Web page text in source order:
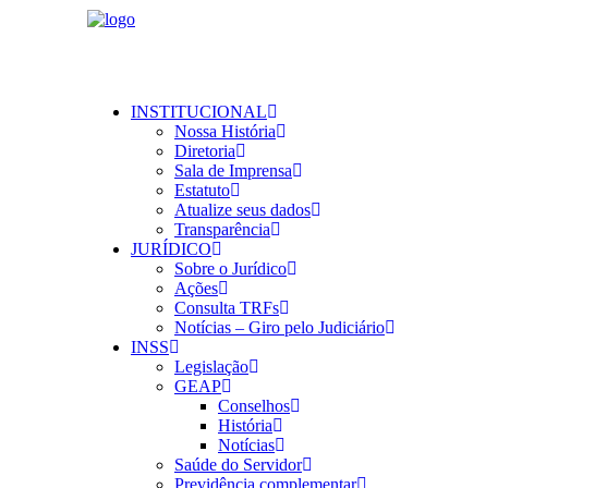
INSTITUCIONAL
Nossa História
Diretoria
Sala de Imprensa
Estatuto
Atualize seus dados
Transparência
JURÍDICO
Sobre o Jurídico
Ações
Consulta TRFs
Notícias – Giro pelo Judiciário
INSS
Legislação
GEAP
Conselhos
História
Notícias
Saúde do Servidor
Previdência complementar